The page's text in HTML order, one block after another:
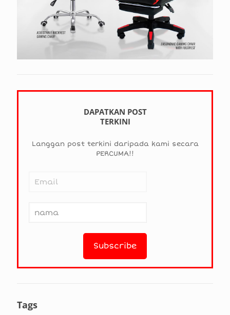
DAPATKAN POST
TERKINI
Langgan post terkini daripada kami secara
PERCUMA!!
Tags